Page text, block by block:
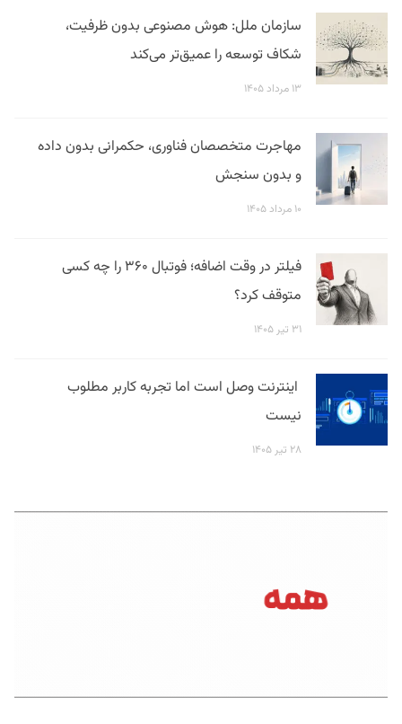
سازمان ملل: هوش مصنوعی بدون ظرفیت،
شکاف توسعه را عمیق‌تر می‌کند
۱۳ مرداد ۱۴۰۵
مهاجرت متخصصان فناوری، حکمرانی بدون داده
و بدون سنجش
۱۰ مرداد ۱۴۰۵
فیلتر در وقت اضافه؛ فوتبال ۳۶۰ را چه کسی
متوقف کرد؟
۳۱ تیر ۱۴۰۵
اینترنت وصل است اما تجربه کاربر مطلوب
نیست
۲۸ تیر ۱۴۰۵